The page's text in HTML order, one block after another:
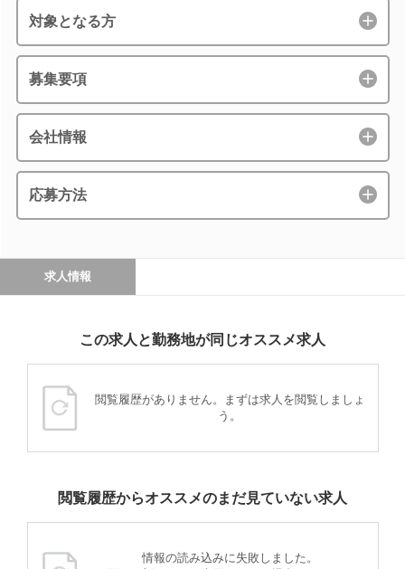
対象となる方
募集要項
会社情報
応募方法
求人情報
この求人と勤務地が同じオススメ求人
閲覧履歴がありません。まずは求人を閲覧しましょ
う。
閲覧履歴からオススメのまだ見ていない求人
情報の読み込みに失敗しました。